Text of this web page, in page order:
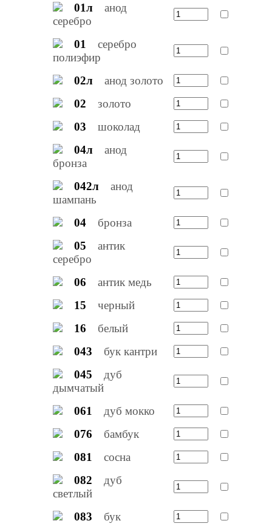
01л
анод
серебро
01
серебро
полиэфир
02л
анод золото
02
золото
03
шоколад
04л
анод
бронза
042л
анод
шампань
04
бронза
05
антик
серебро
06
антик медь
15
черный
16
белый
043
бук кантри
045
дуб
дымчатый
061
дуб мокко
076
бамбук
081
сосна
082
дуб
светлый
083
бук